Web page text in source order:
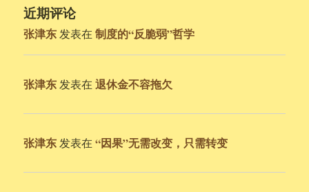
近期评论
张津东 发表在制度的“反脆弱”哲学
张津东 发表在退休金不容拖欠
张津东 发表在“因果”无需改变，只需转变